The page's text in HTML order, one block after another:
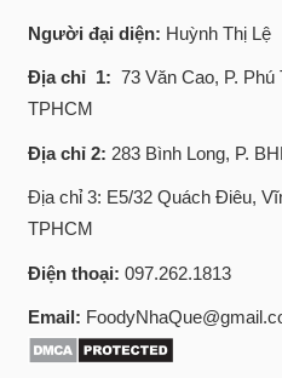
Người đại diện: Huỳnh Thị Lệ
Địa chỉ 1: 73 Văn Cao, P.
TPHCM
Địa chỉ 2: 283 Bình Long, P.
Địa chỉ 3: E5/32 Quách Điêu,
TPHCM
Điện thoại: 097.262.1813
Email: